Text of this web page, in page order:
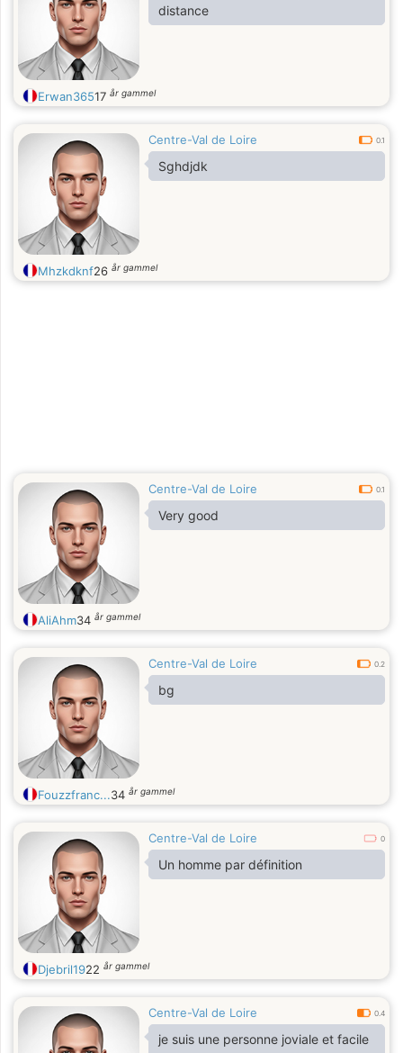
distance
Erwan36517 år gammel
Centre-Val de Loire 0.1
Sghdjdk
Mhzkdknf26 år gammel
Centre-Val de Loire 0.1
Very good
AliAhm34 år gammel
Centre-Val de Loire 0.2
bg
Fouzzfranc...34 år gammel
Centre-Val de Loire 0
Un homme par définition
Djebril1922 år gammel
Centre-Val de Loire 0.4
je suis une personne joviale et facile